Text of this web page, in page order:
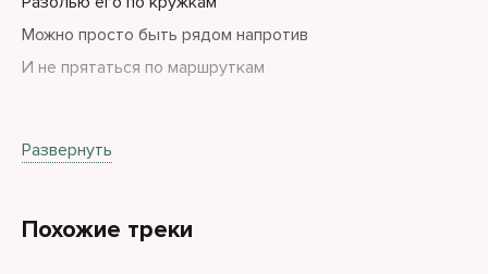
Можно просто быть рядом напротив
И не прятаться по маршруткам
Разолью его по чашкам
Посидим и душа нараспашку
Развернуть
Похожие треки